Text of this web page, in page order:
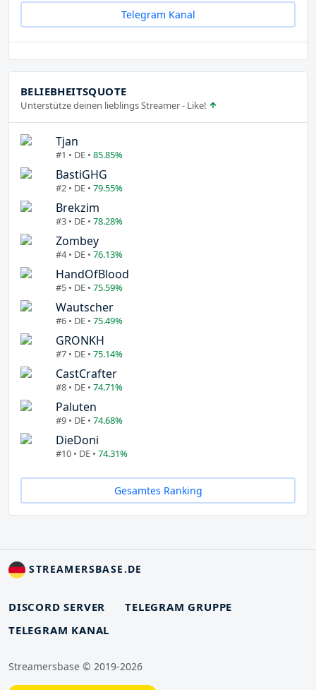
Telegram Kanal
BELIEBHEITSQUOTE
Unterstütze deinen lieblings Streamer - Like!
Tjan
#1 • DE • 85.85%
BastiGHG
#2 • DE • 79.55%
Brekzim
#3 • DE • 78.28%
Zombey
#4 • DE • 76.13%
HandOfBlood
#5 • DE • 75.59%
Wautscher
#6 • DE • 75.49%
GRONKH
#7 • DE • 75.14%
CastCrafter
#8 • DE • 74.71%
Paluten
#9 • DE • 74.68%
DieDoni
#10 • DE • 74.31%
Gesamtes Ranking
STREAMERSBASE.DE
DISCORD SERVER
TELEGRAM GRUPPE
TELEGRAM KANAL
Streamersbase © 2019-2026